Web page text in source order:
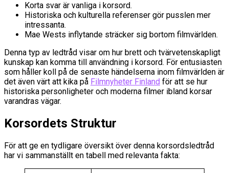
Korta svar är vanliga i korsord.
Historiska och kulturella referenser gör pusslen mer
intressanta.
Mae Wests inflytande sträcker sig bortom filmvärlden.
Denna typ av ledtråd visar om hur brett och tvärvetenskapligt
kunskap kan komma till användning i korsord. För entusiasten
som håller koll på de senaste händelserna inom filmvärlden är
det även värt att kika på Filmnyheter Finland för att se hur
historiska personligheter och moderna filmer ibland korsar
varandras vägar.
Korsordets Struktur
För att ge en tydligare översikt över denna korsordsledtråd
har vi sammanställt en tabell med relevanta fakta: